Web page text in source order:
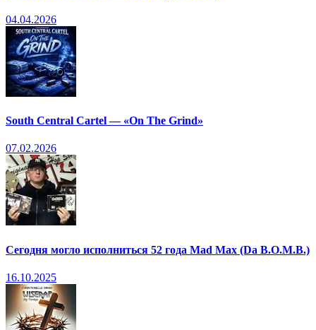
04.04.2026
South Central Cartel — «On The Grind»
07.02.2026
Сегодня могло исполниться 52 года Mad Max (Da B.O.M.B.)
16.10.2025